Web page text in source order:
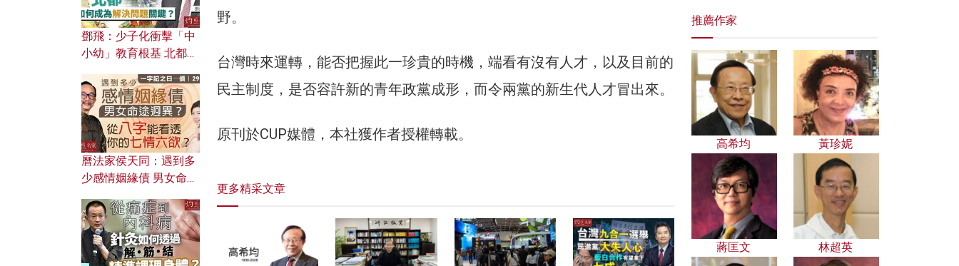
野。
台灣時來運轉，能否把握此一珍貴的時機，端看有沒有人才，以及目前的
民主制度，是否容許新的青年政黨成形，而令兩黨的新生代人才冒出來。
原刊於CUP媒體，本社獲作者授權轉載。
更多精采文章
鄧飛：少子化衝擊「中
小幼」教育根基 北都如
曆法家侯天同：遇到多
少感情姻緣債 男女命途
的七情六欲？
推薦作家
高希均 黃珍妮
蔣匡文 林超英